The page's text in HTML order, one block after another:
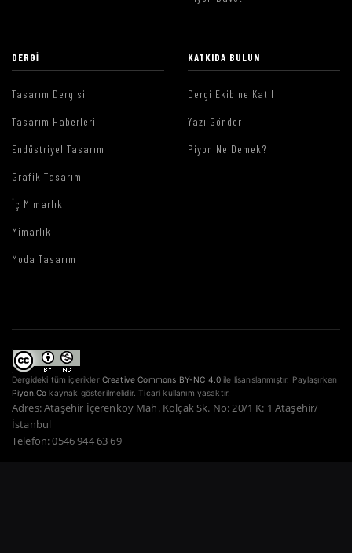
DERGI
Tasarım Dergisi
Tasarım Haberleri
Endüstriyel Tasarım
Grafik Tasarım
İç Mimarlık
Mimarlık
Moda Tasarım
KATKIDA BULUN
Dergi Ekibine Katıl
Yazı Gönder
Piyon Ne Demek?
Dergideki tüm içerikler Creative Commons BY-NC 4.0 ile lisanslanmıştır. Paylaşırken
Piyon.Co kaynak gösterilmelidir. Ticari kullanım yasaktır.
Adres: Ataşehir İçerenköy Mah. Kolçak Sk. No: 20/1 K: 1 Ataşehir/
İstanbul
Telefon: 0546 944 63 69